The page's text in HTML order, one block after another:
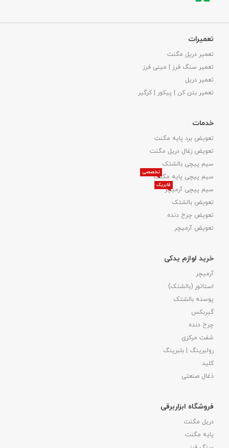
تعمیرات
تعمیر دریل مگنت
تعمیر سنگ فرز | مینی فرز
تعمیر دریل
تعمیر بتن کن | پیکور | کرگیر
خدمات
تعویض برد پایه مگنت
تعویض زغال دریل مگنت
سیم پیچی بالشتک
سیم پیچی پایه مگنت
تخصصی
سیم پیچی آرمیچر
فابریک
تعویض بالشتک​
تعویض چرخ دنده
تعویض آرمیچر
خرید لوازم یدکی
آرمیچر
استاتور (بالشتک)
پوسته بالشتک
گیربکس
چرخ دنده
شفت مرکزی
رولبرینگ | بلبرینگ
کلید
ذغال صنعتی
فروشگاه ابزاربرقی
دریل مگنت
پایه مگنت